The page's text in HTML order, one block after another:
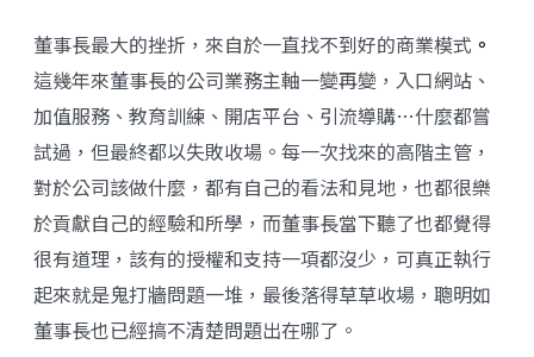
董事長最大的挫折，來自於一直找不到好的商業模式 。
這幾年來董事長的公司業務主軸一變再變，入口網站、
加值服務、教育訓練、開店平台、引流導購…什麼都嘗
試過，但最終都以失敗收場。每一次找來的高階主管，
對於公司該做什麼，都有自己的看法和見地，也都很樂
於貢獻自己的經驗和所學，而董事長當下聽了也都覺得
很有道理，該有的授權和支持一項都沒少，可真正執行
起來就是鬼打牆問題一堆，最後落得草草收場，聰明如
董事長也已經搞不清楚問題出在哪了。